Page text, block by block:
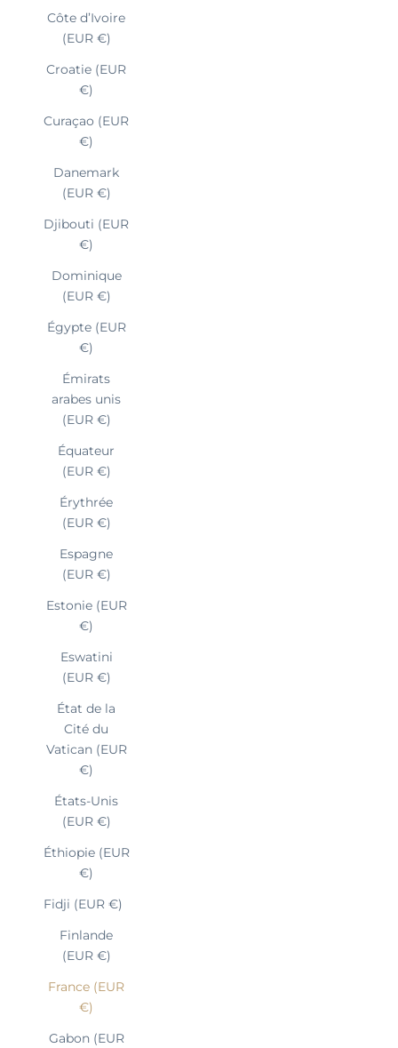
Côte d’Ivoire
(EUR €)
Croatie (EUR
€)
Curaçao (EUR
€)
Danemark
(EUR €)
Djibouti (EUR
€)
Dominique
(EUR €)
Égypte (EUR
€)
Émirats
arabes unis
(EUR €)
Équateur
(EUR €)
Érythrée
(EUR €)
Espagne
(EUR €)
Estonie (EUR
€)
Eswatini
(EUR €)
État de la
Cité du
Vatican (EUR
€)
États-Unis
(EUR €)
Éthiopie (EUR
€)
Fidji (EUR €)
Finlande
(EUR €)
France (EUR
€)
Gabon (EUR